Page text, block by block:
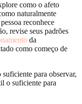
como o afeto
naturalmente
reconhece
revise seus padrões
da
como começo de
para observar,
o suficiente para